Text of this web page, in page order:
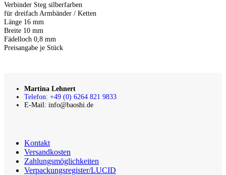
Verbinder Steg silberfarben
für dreifach Armbänder / Ketten
Länge 16 mm
Breite 10 mm
Fädelloch 0,8 mm
Preisangabe je Stück
Martina Lehnert
Telefon: +49 (0) 6264 821 9833
E-Mail: info@baoshi.de
Kontakt
Versandkosten
Zahlungsmöglichkeiten
Verpackungsregister/LUCID